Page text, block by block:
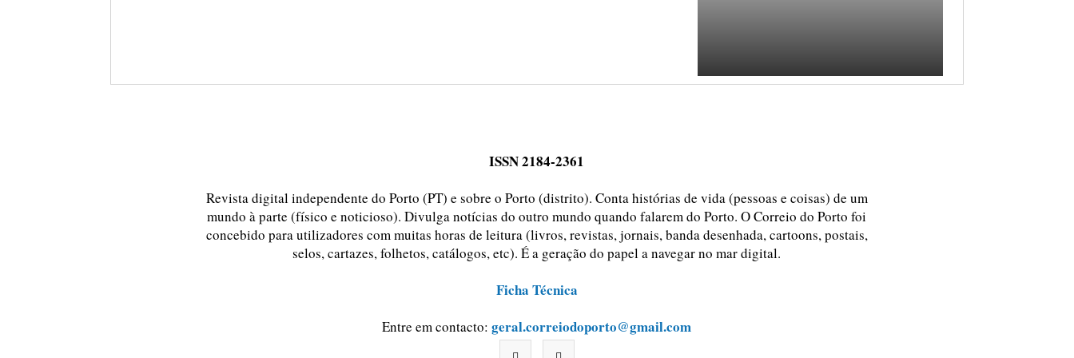
ISSN 2184-2361
Revista digital independente do Porto (PT) e sobre o Porto (distrito). Conta histórias de vida (pessoas e coisas) de um
mundo à parte (físico e noticioso). Divulga notícias do outro mundo quando falarem do Porto. O Correio do Porto foi
concebido para utilizadores com muitas horas de leitura (livros, revistas, jornais, banda desenhada, cartoons, postais,
selos, cartazes, folhetos, catálogos, etc). É a geração do papel a navegar no mar digital.
Ficha Técnica
Entre em contacto:geral.correiodoporto@gmail.com